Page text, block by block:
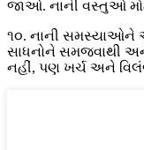
જાઓ. નાની વસ્તુઓ
૧૦. નાની સમસ્યાઓને
સાધનોને સમજવાથી
નહીં, પણ ખર્ચ અને